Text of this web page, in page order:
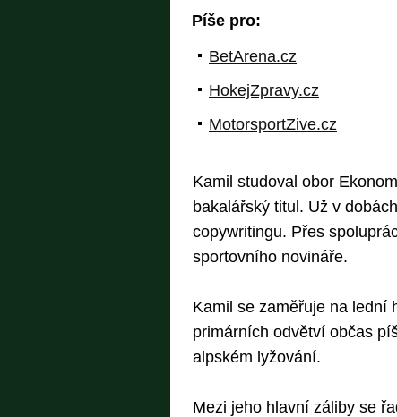
Píše pro:
BetArena.cz
HokejZpravy.cz
MotorsportZive.cz
Kamil studoval obor
bakalářský titul. Už v
copywritingu. Přes
sportovního novináře.
Kamil se zaměřuje na lední
primárních odvětví občas
alpském lyžování.
Mezi jeho hlavní záliby se